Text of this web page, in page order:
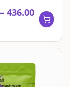
Lion's Mane. Pro
436.00